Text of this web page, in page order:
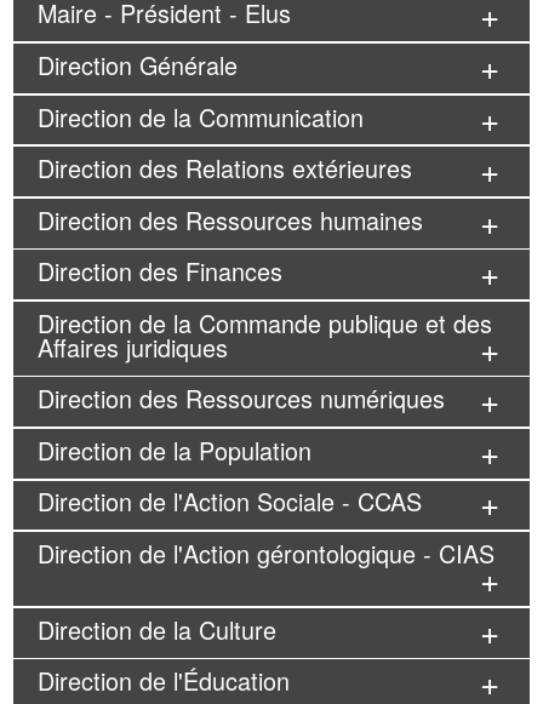
Maire - Président - Elus
Direction Générale
Direction de la Communication
Direction des Relations extérieures
Direction des Ressources humaines
Direction des Finances
Direction de la Commande publique et des
Affaires juridiques
Direction des Ressources numériques
Direction de la Population
Direction de l'Action Sociale - CCAS
Direction de l'Action gérontologique - CIAS
Direction de la Culture
Direction de l'Éducation